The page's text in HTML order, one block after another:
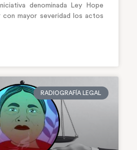
denominada Ley Hope
con mayor severidad los actos
RADIOGRAFÍA LEGAL